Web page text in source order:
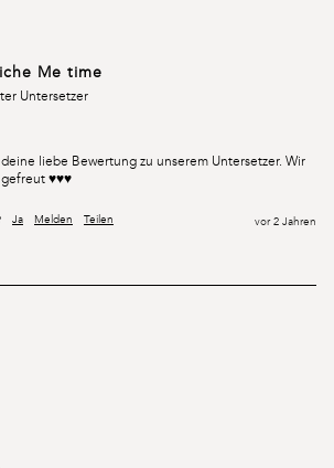
Me time
Untersetzer
liebe Bewertung zu unserem Untersetzer. Wir
gefreut ♥♥♥
Ja Melden Teilen vor 2 Jahren